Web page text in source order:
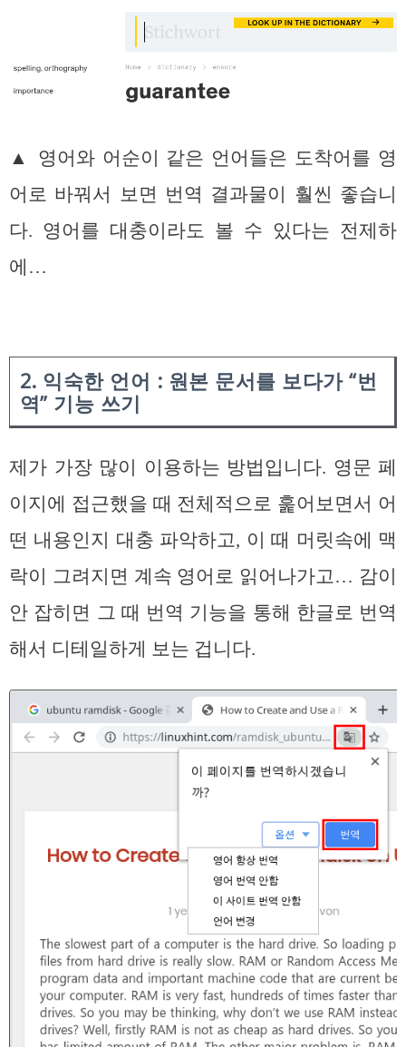
▲ 영어와 어순이 같은 언어들은 도착어를 영
어로 바꿔서 보면 번역 결과물이 훨씬 좋습니
다. 영어를 대충이라도 볼 수 있다는 전제하
에…
2. 익숙한 언어 : 원본 문서를 보다가 “번
역” 기능 쓰기
제가 가장 많이 이용하는 방법입니다. 영문 페
이지에 접근했을 때 전체적으로 훑어보면서 어
떤 내용인지 대충 파악하고, 이 때 머릿속에 맥
락이 그려지면 계속 영어로 읽어나가고… 감이
안 잡히면 그 때 번역 기능을 통해 한글로 번역
해서 디테일하게 보는 겁니다.